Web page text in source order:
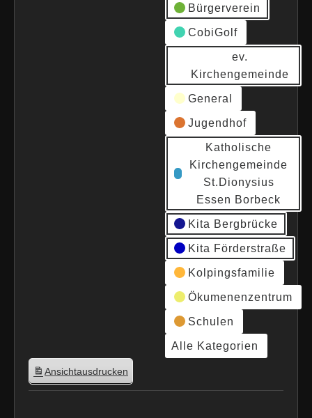
Bürgerverein
CobiGolf
ev.
Kirchengemeinde
General
Jugendhof
Katholische
Kirchengemeinde
St.Dionysius
Essen Borbeck
Kita Bergbrücke
Kita Förderstraße
Kolpingsfamilie
Ökumenenzentrum
Schulen
Alle Kategorien
Ansichtausdrucken